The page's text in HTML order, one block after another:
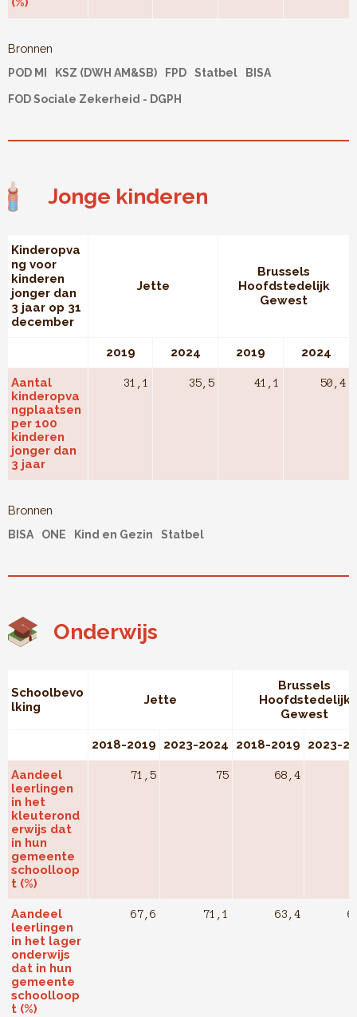
Bronnen
POD MI KSZ (DWH AM&SB) FPD Statbel BISA
FOD Sociale Zekerheid - DGPH
Jonge kinderen
Kinderopva
ng voor
kinderen
jonger dan
3 jaar op 31
december
Jette
Brussels
Hoofdstedelijk
Gewest
2019 2024 2019 2024
Aantal
kinderopva
ngplaatsen
per 100
kinderen
jonger dan
3 jaar
31,1 35,5 41,1 50,4
Bronnen
BISA ONE Kind en Gezin Statbel
Onderwijs
Schoolbevo
lking
Jette
Brussels
Hoofdstedelijk
Gewest
2018-2019 2023-2024 2018-2019 2023-
Aandeel
leerlingen
in het
kleuterond
erwijs dat
in hun
gemeente
schoolloop
t (%)
71,5 75 68,4
Aandeel
leerlingen
in het lager
onderwijs
dat in hun
gemeente
schoolloop
t (%)
67,6 71,1 63,4